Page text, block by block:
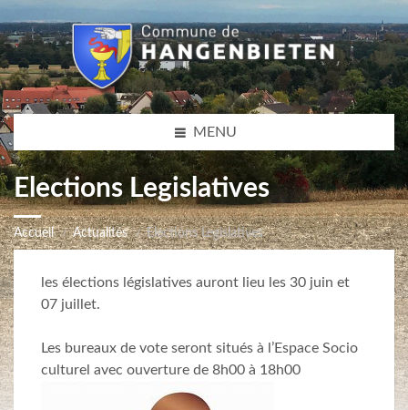
MENU
Elections Legislatives
Accueil Actualités Elections Legislatives
les élections législatives auront lieu les 30 juin et
07 juillet.
Les bureaux de vote seront situés à l’Espace Socio
culturel avec ouverture de 8h00 à 18h00